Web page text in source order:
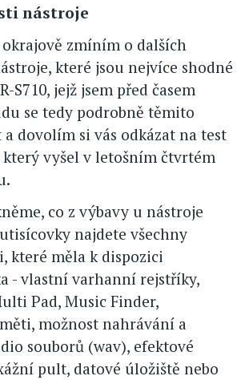
nástroje
okrajově zmíním o dalších
které jsou nejvíce shodné
S710, jejž jsem před časem
se tedy podrobně těmito
dovolím si vás odkázat na test
který vyšel v letošním čtvrtém
co z výbavy u nástroje
najdete všechny
které měla k dispozici
- vlastní varhanní rejstříky,
Pad, Music Finder,
možnost nahrávání a
souborů (wav), efektové
pult, datové úložiště nebo